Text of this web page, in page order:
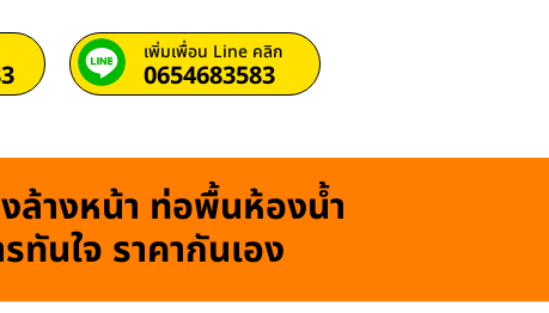
เพิ่มเพื่อน Line คลิก
0654683583
ล้างหน้า ท่อพื้นห้องน้ำ
ทันใจ ราคากันเอง